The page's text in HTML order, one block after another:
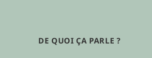
DE QUOI ÇA PARLE ?